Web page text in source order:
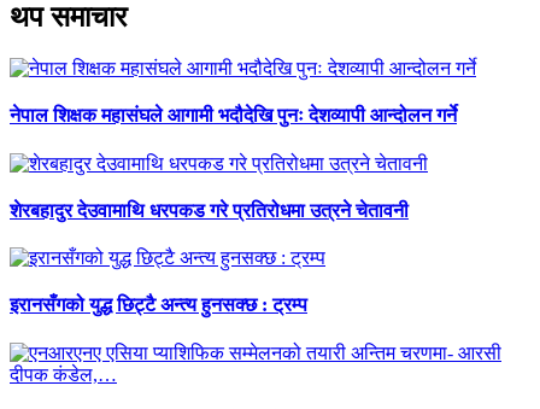
थप समाचार
नेपाल शिक्षक महासंघले आगामी भदौदेखि पुनः देशव्यापी आन्दोलन गर्ने
शेरबहादुर देउवामाथि धरपकड गरे प्रतिरोधमा उत्रने चेतावनी
इरानसँगको युद्ध छिट्टै अन्त्य हुनसक्छ : ट्रम्प